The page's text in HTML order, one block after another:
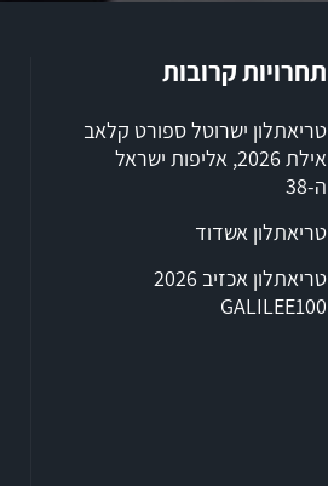
תחרויות קרובות
טריאתלון ישרוטל ספורט קלאב
אילת 2026, אליפות ישראל
ה-38
טריאתלון אשדוד
טריאתלון אכזיב 2026
GALILEE100